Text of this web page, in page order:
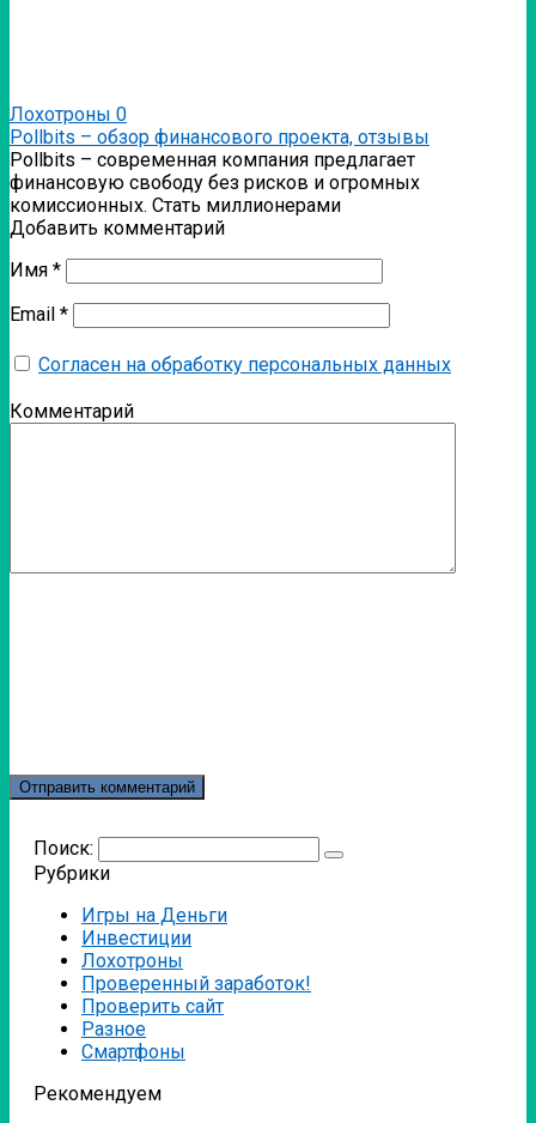
Лохотроны 0
Pollbits – обзор финансового проекта, отзывы
Pollbits – современная компания предлагает
финансовую свободу без рисков и огромных
комиссионных. Стать миллионерами
Добавить комментарий
Имя *
Email *
Согласен на обработку персональных данных
Комментарий
Поиск:
Рубрики
Игры на Деньги
Инвестиции
Лохотроны
Проверенный заработок!
Проверить сайт
Разное
Смартфоны
Рекомендуем